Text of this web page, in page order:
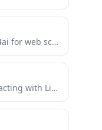
MCP Server leveraging crawl4ai for web scraping and LLM-based content extraction (Markdown, text snippets, smart extraction). Designed for...
A Linear MCP Server for interacting with Linear